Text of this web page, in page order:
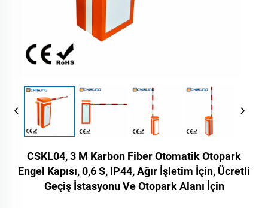
CSKL04, 3 M Karbon Fiber Otomatik Otopark
Engel Kapısı, 0,6 S, IP44, Ağır İşletim İçin, Ücretli
Geçiş İstasyonu Ve Otopark Alanı İçin